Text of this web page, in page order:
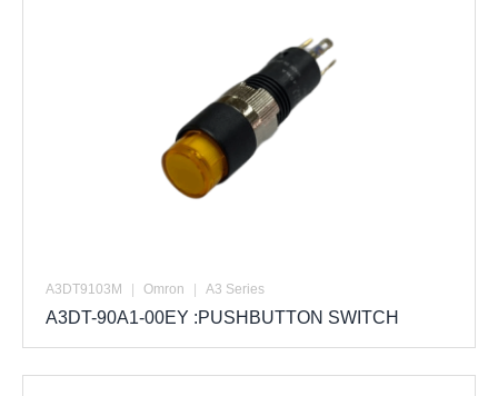
A3DT9103M | Omron | A3 Series
A3DT-90A1-00EY :PUSHBUTTON SWITCH